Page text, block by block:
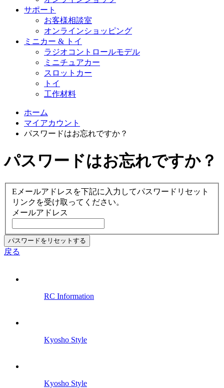
サポート
お客様相談室
オンラインショッピング
ミニカー & トイ
ラジオコントロールモデル
ミニチュアカー
スロットカー
トイ
工作材料
ホーム
マイアカウント
パスワードはお忘れですか？
パスワードはお忘れですか？
Eメールアドレスを下記に入力してパスワードリセット
リンクを受け取ってください。
メールアドレス
パスワードをリセットする
戻る
RC Information
Kyosho Style
Kyosho Style